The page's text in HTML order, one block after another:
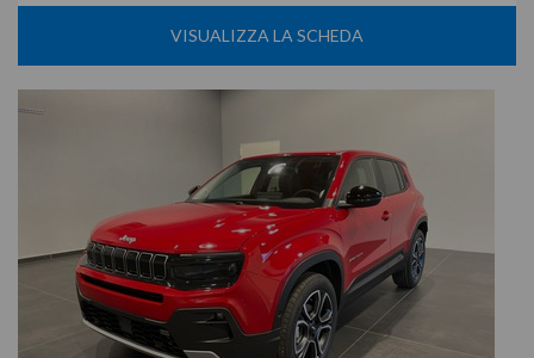
VISUALIZZA LA SCHEDA